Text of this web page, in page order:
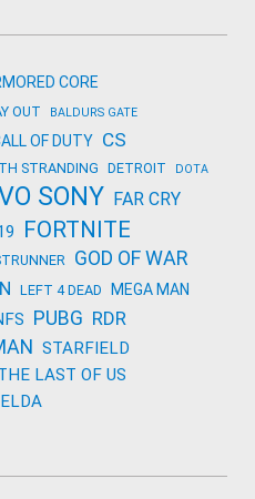
CORE
OUT BALDURS GATE
OF DUTY CS
STRANDING DETROIT DOTA
SONY FAR CRY
FORTNITE
GOD OF WAR
LEFT 4 DEAD MEGA MAN
PUBG RDR
STARFIELD
LAST OF US